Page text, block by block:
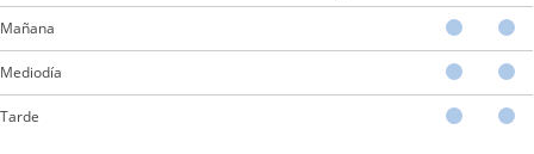
Mañana
Mediodía
Tarde